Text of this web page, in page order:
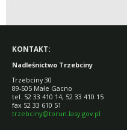
KONTAKT:
Nadleśnictwo Trzebciny
Trzebciny 30
89-505 Małe Gacno
tel. 52 33 410 14, 52 33 410 15
fax 52 33 610 51
trzebciny@torun.lasy.gov.pl